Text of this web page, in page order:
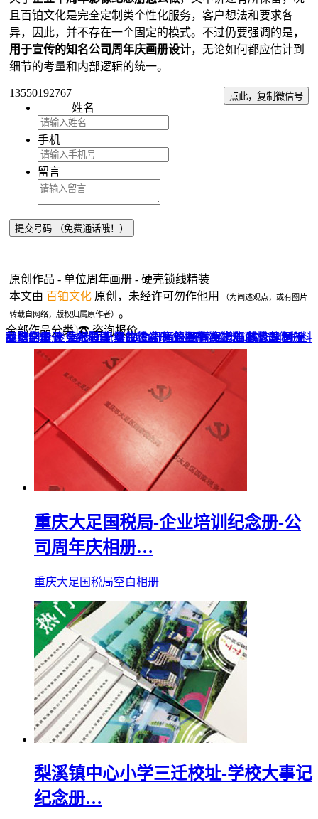
且百铂文化是完全定制类个性化服务，客户想法和要求各
异，因此，并不存在一个固定的模式。不过仍要强调的是，
用于宣传的知名公司周年庆画册设计，无论如何都应估计到
细节的考量和内部逻辑的统一。
13550192767 点此，复制微信号
姓名
手机
留言
原创作品 - 单位周年画册 - 硬壳锁线精装
本文由 百铂文化 原创，未经许可勿作他用
（为阐述观点，或有图片
转载自网络，版权归属原作者） 。
全部作品分类 ☎ 咨询报价
品牌全案 ▼ 宣传画册 VI+LOGO 企业刊物 包装设计 宣传物料
网站UI设计 导视设计 餐饮设计 酒店品牌设计 纪念相册 ▼
企业纪念册 聚会纪念册 毕业纪念册 领导/同事相册 成人礼相册
战友纪念册 个人影集 家庭/生日相册 旅行纪念册 精装定制 ▼
菜谱制作 企业邮册 光盘包装盒 高端楼书 家谱族谱 家具画册
重庆大足国税局-企业培训纪念册-公
司周年庆相册…
重庆大足国税局空白相册
梨溪镇中心小学三迁校址-学校大事记
纪念册…